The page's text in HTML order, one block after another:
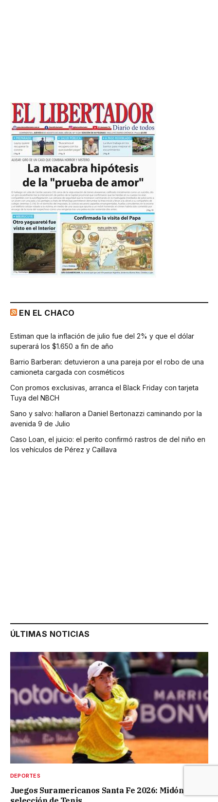
EN EL CHACO
Estiman que la inflación de julio fue del 2% y que el dólar
superará los $1.650 a fin de año
Barrio Barberan: detuvieron a una pareja por el robo de una
camioneta cargada con cosméticos
Con promos exclusivas, arranca el Black Friday con tarjeta
Tuya del NBCH
Sano y salvo: hallaron a Daniel Bertonazzi caminando por la
avenida 9 de Julio
Caso Loan, el juicio: el perito confirmó rastros de del niño en
los vehículos de Pérez y Caillava
ÚLTIMAS NOTICIAS
DEPORTES
Juegos Suramericanos Santa Fe 2026: Midón en la